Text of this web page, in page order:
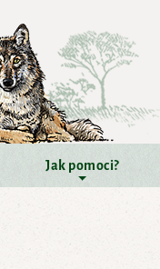
Jak pomoci?